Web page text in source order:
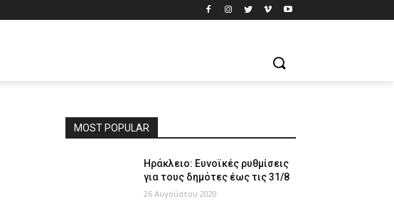
MOST POPULAR
Ηράκλειο: Ευνοϊκές ρυθμίσεις
για τους δημότες έως τις 31/8
26 Αυγούστου 2020